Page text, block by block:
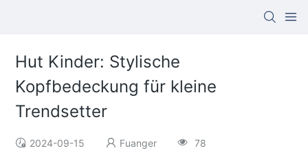
Hut Kinder: Stylische
Kopfbedeckung für kleine
Trendsetter
2024-09-15 Fuanger 78